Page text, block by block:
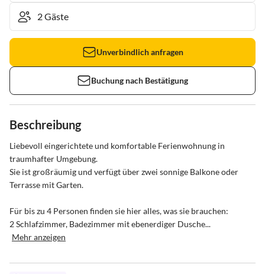
Unverbindlich anfragen
Buchung nach Bestätigung
Beschreibung
Liebevoll eingerichtete und komfortable Ferienwohnung in
traumhafter Umgebung.
Sie ist großräumig und verfügt über zwei sonnige Balkone oder
Terrasse mit Garten.
Für bis zu 4 Personen finden sie hier alles, was sie brauchen:
2 Schlafzimmer, Badezimmer mit ebenerdiger Dusche...
Mehr anzeigen